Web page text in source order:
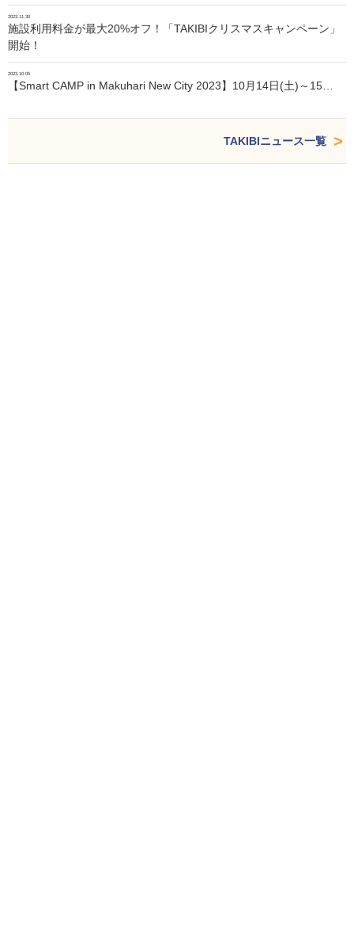
2023.11.30
施設利用料金が最大20%オフ！「TAKIBIクリスマスキャンペーン」
開始！
2023.10.05
【Smart CAMP in Makuhari New City 2023】10月14日(土)～15…
TAKIBIニュース一覧